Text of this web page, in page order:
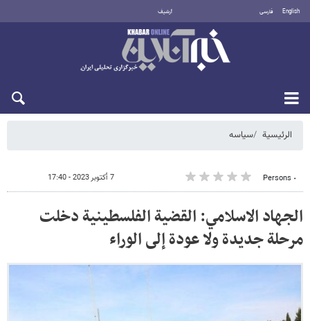
English فارسی أرشيف
الرئيسية سیاسه
٠ Persons 7 أكتوبر 2023 - 17:40
الجهاد الاسلامي: القضية الفلسطينية دخلت
مرحلة جديدة ولا عودة إلى الوراء